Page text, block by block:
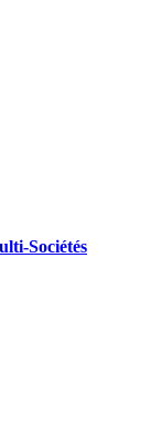
Sociétés